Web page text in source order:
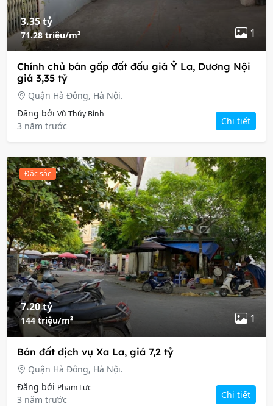
3.35 tỷ
71.28 triệu/m² 1
Chính chủ bán gấp đất đấu giá Ỷ La, Dương Nội
giá 3,35 tỷ
Quận Hà Đông, Hà Nội.
Đăng bởi Vũ Thúy Bình
3 năm trước Chi tiết
Đặc sắc
7.20 tỷ
144 triệu/m² 1
Bán đất dịch vụ Xa La, giá 7,2 tỷ
Quận Hà Đông, Hà Nội.
Đăng bởi Phạm Lực
3 năm trước Chi tiết